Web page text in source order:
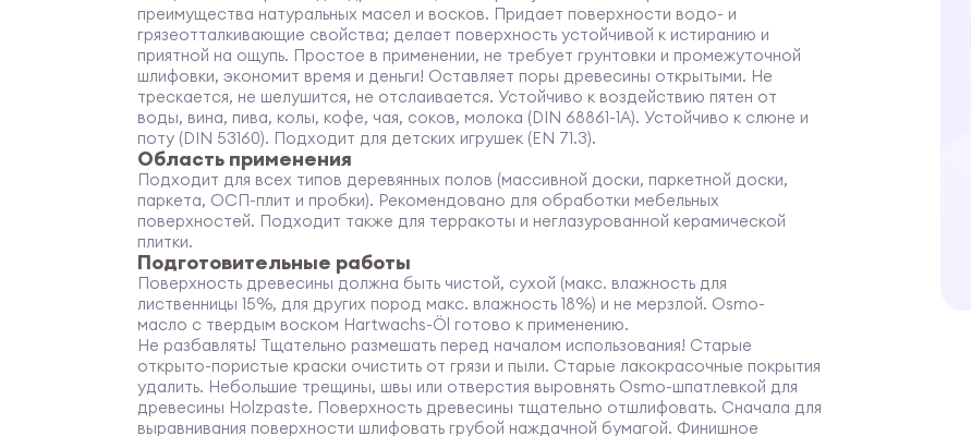
преимущества натуральных масел и восков. Придает поверхности водо- и
грязеотталкивающие свойства; делает поверхность устойчивой к истиранию и
приятной на ощупь. Простое в применении, не требует грунтовки и промежуточной
шлифовки, экономит время и деньги! Оставляет поры древесины открытыми. Не
трескается, не шелушится, не отслаивается. Устойчиво к воздействию пятен от
воды, вина, пива, колы, кофе, чая, соков, молока (DIN 68861-1A). Устойчиво к слюне и
поту (DIN 53160). Подходит для детских игрушек (EN 71.3).
Область применения
Подходит для всех типов деревянных полов (массивной доски, паркетной доски,
паркета, ОСП-плит и пробки). Рекомендовано для обработки мебельных
поверхностей. Подходит также для терракоты и неглазурованной керамической
плитки.
Подготовительные работы
Поверхность древесины должна быть чистой, сухой (макс. влажность для
лиственницы 15%, для других пород макс. влажность 18%) и не мерзлой. Osmo-
масло с твердым воском Hartwachs-Öl готово к применению.
Не разбавлять! Тщательно размешать перед началом использования! Старые
открыто-пористые краски очистить от грязи и пыли. Старые лакокрасочные покрытия
удалить. Небольшие трещины, швы или отверстия выровнять Osmo-шпатлевкой для
древесины Holzpaste. Поверхность древесины тщательно отшлифовать. Сначала для
выравнивания поверхности шлифовать грубой наждачной бумагой. Финишное